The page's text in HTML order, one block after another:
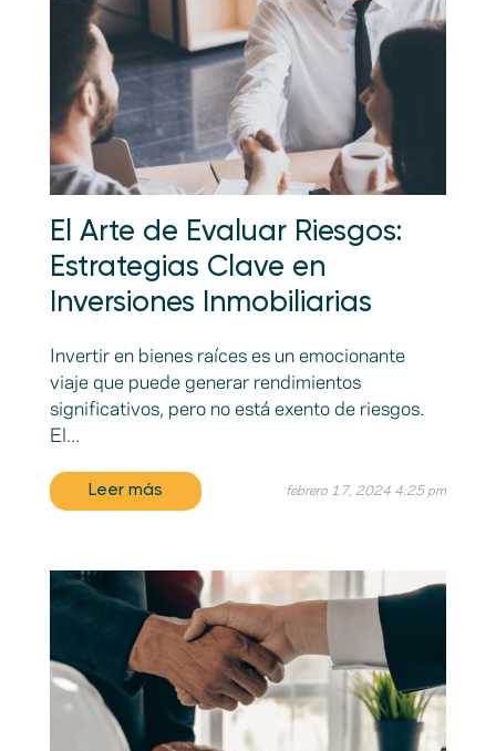
El Arte de Evaluar Riesgos:
Estrategias Clave en
Inversiones Inmobiliarias
Invertir en bienes raíces es un emocionante
viaje que puede generar rendimientos
significativos, pero no está exento de riesgos.
El...
Leer más febrero 17, 2024 4:25 pm